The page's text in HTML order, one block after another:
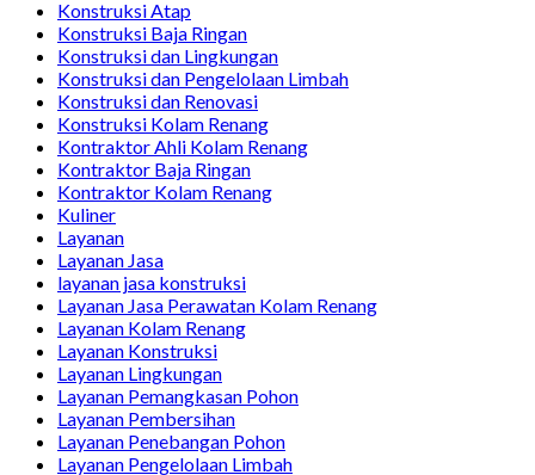
Konstruksi Atap
Konstruksi Baja Ringan
Konstruksi dan Lingkungan
Konstruksi dan Pengelolaan Limbah
Konstruksi dan Renovasi
Konstruksi Kolam Renang
Kontraktor Ahli Kolam Renang
Kontraktor Baja Ringan
Kontraktor Kolam Renang
Kuliner
Layanan
Layanan Jasa
layanan jasa konstruksi
Layanan Jasa Perawatan Kolam Renang
Layanan Kolam Renang
Layanan Konstruksi
Layanan Lingkungan
Layanan Pemangkasan Pohon
Layanan Pembersihan
Layanan Penebangan Pohon
Layanan Pengelolaan Limbah